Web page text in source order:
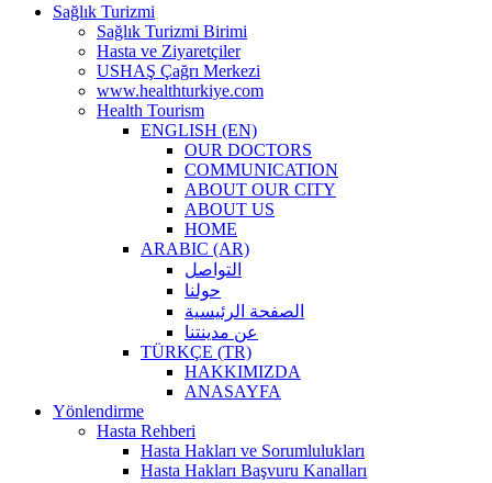
Sağlık Turizmi
Sağlık Turizmi Birimi
Hasta ve Ziyaretçiler
USHAŞ Çağrı Merkezi
www.healthturkiye.com
Health Tourism
ENGLISH (EN)
OUR DOCTORS
COMMUNICATION
ABOUT OUR CITY
ABOUT US
HOME
ARABIC (AR)
التواصل
حولنا
الصفحة الرئيسية
عن مدينتنا
TÜRKÇE (TR)
HAKKIMIZDA
ANASAYFA
Yönlendirme
Hasta Rehberi
Hasta Hakları ve Sorumlulukları
Hasta Hakları Başvuru Kanalları